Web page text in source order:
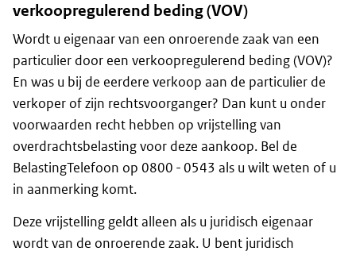
verkoopregulerend beding (VOV)
Wordt u eigenaar van een onroerende zaak van een
particulier door een verkoopregulerend beding (VOV)?
En was u bij de eerdere verkoop aan de particulier de
verkoper of zijn rechtsvoorganger? Dan kunt u onder
voorwaarden recht hebben op vrijstelling van
overdrachtsbelasting voor deze aankoop. Bel de
BelastingTelefoon op 0800 - 0543 als u wilt weten of u
in aanmerking komt.
Deze vrijstelling geldt alleen als u juridisch eigenaar
wordt van de onroerende zaak. U bent juridisch